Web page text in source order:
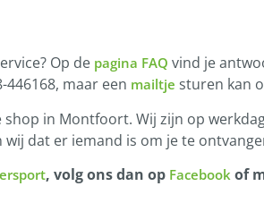
Op de pagina FAQ vind je
maar een mailtje sturen kan
in Montfoort. Wij zijn op
dat er iemand is om je te
, volg ons dan op Facebook of